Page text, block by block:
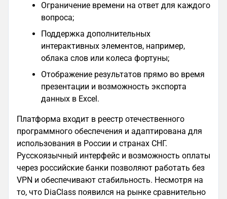
Ограничение времени на ответ для каждого
вопроса;
Поддержка дополнительных
интерактивных элементов, например,
облака слов или колеса фортуны;
Отображение результатов прямо во время
презентации и возможность экспорта
данных в Excel.
Платформа входит в реестр отечественного
программного обеспечения и адаптирована для
использования в России и странах СНГ.
Русскоязычный интерфейс и возможность оплаты
через российские банки позволяют работать без
VPN и обеспечивают стабильность. Несмотря на
то, что DiaClass появился на рынке сравнительно